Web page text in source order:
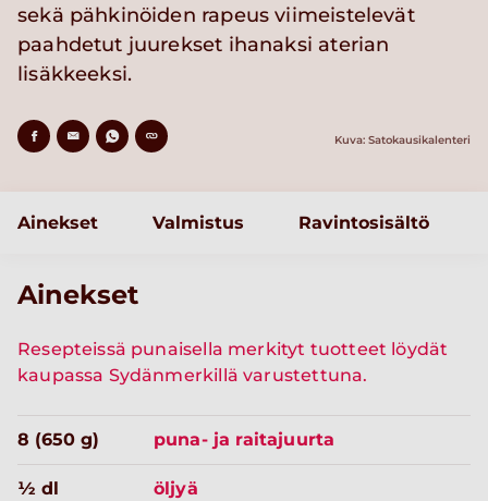
sekä pähkinöiden rapeus viimeistelevät
paahdetut juurekset ihanaksi aterian
lisäkkeeksi.
Kuva: Satokausikalenteri
Ainekset Valmistus Ravintosisältö
Ainekset
Resepteissä punaisella merkityt tuotteet löydät
kaupassa Sydänmerkillä varustettuna.
8 (650 g) puna- ja raitajuurta
½ dl öljyä